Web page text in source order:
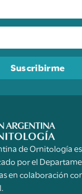
Suscribirme
de Ornitología
por el
en colaboración